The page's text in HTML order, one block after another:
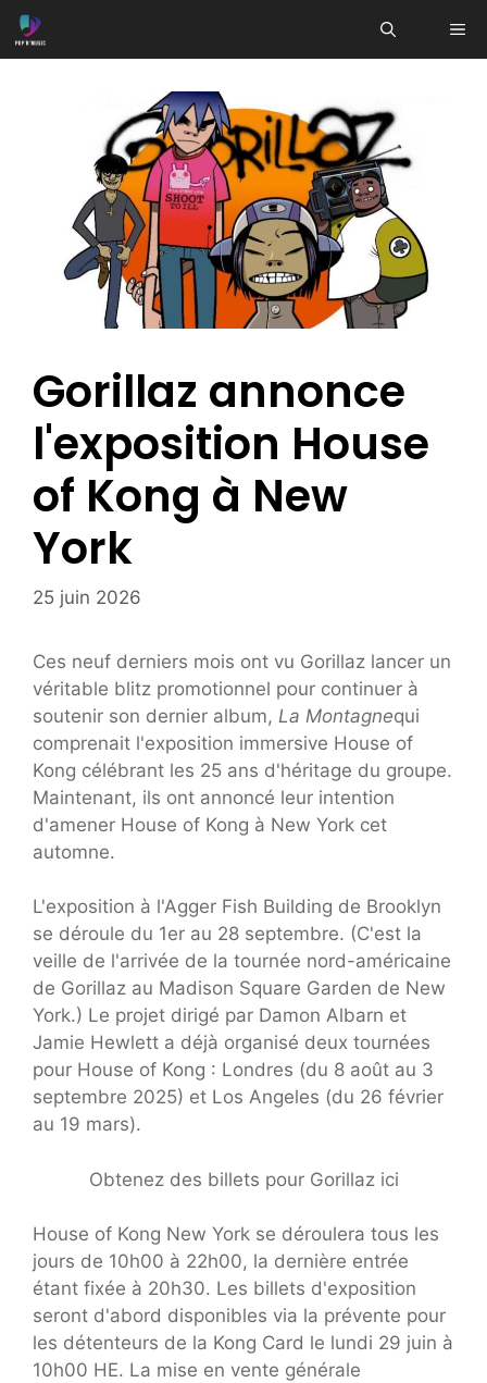
Aller
au
Gorillaz annonce
l'exposition House
of Kong à New
York
25 juin 2026
Ces neuf derniers mois ont vu Gorillaz lancer un
véritable blitz promotionnel pour continuer à
soutenir son dernier album, La Montagnequi
comprenait l'exposition immersive House of
Kong célébrant les 25 ans d'héritage du groupe.
Maintenant, ils ont annoncé leur intention
d'amener House of Kong à New York cet
automne.
L'exposition à l'Agger Fish Building de Brooklyn
se déroule du 1er au 28 septembre. (C'est la
veille de l'arrivée de la tournée nord-américaine
de Gorillaz au Madison Square Garden de New
York.) Le projet dirigé par Damon Albarn et
Jamie Hewlett a déjà organisé deux tournées
pour House of Kong : Londres (du 8 août au 3
septembre 2025) et Los Angeles (du 26 février
au 19 mars).
Obtenez des billets pour Gorillaz ici
House of Kong New York se déroulera tous les
jours de 10h00 à 22h00, la dernière entrée
étant fixée à 20h30. Les billets d'exposition
seront d'abord disponibles via la prévente pour
les détenteurs de la Kong Card le lundi 29 juin à
10h00 HE. La mise en vente générale